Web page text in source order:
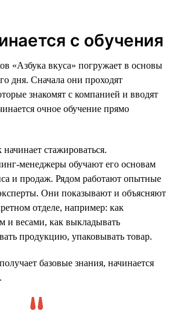
с обучения
«Азбука вкуса» погружает в основы
дня. Сначала они проходят
знакомят с компанией и вводят
очное обучение прямо
стажироваться.
менеджеры обучают его основам
и продаж. Рядом работают опытные
Они показывают и объясняют
отделе, например: как
и весами, как выкладывать
продукцию, упаковывать товар.
базовые знания, начинается